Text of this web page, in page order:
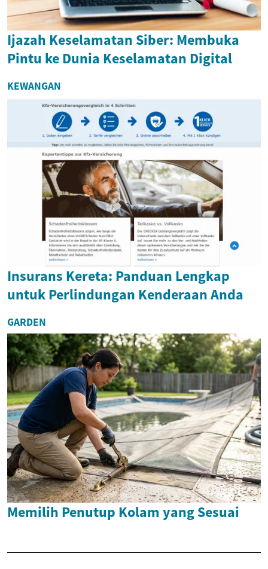
Ijazah Keselamatan Siber: Membuka
Pintu ke Dunia Keselamatan Digital
KEWANGAN
Insurans Kereta: Panduan Lengkap
untuk Perlindungan Kenderaan Anda
GARDEN
Memilih Penutup Kolam yang Sesuai